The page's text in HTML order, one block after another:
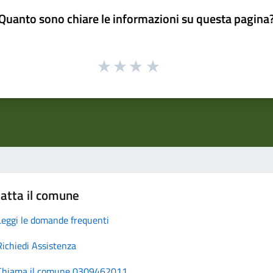
sono chiare le informazioni su questa
il comune
le domande frequenti
Assistenza